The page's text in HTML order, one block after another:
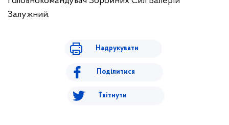
Залужний.
Надрукувати
Поділитися
Твітнути